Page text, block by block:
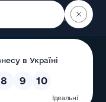
Пошук